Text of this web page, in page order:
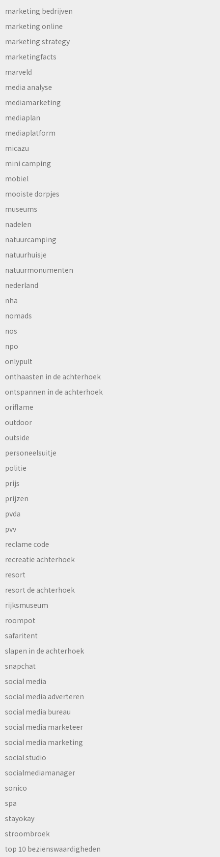
marketing bedrijven
marketing online
marketing strategy
marketingfacts
marveld
media analyse
mediamarketing
mediaplan
mediaplatform
micazu
mini camping
mobiel
mooiste dorpjes
museums
nadelen
natuurcamping
natuurhuisje
natuurmonumenten
nederland
nha
nomads
nos
npo
onlypult
onthaasten in de achterhoek
ontspannen in de achterhoek
oriflame
outdoor
outside
personeelsuitje
politie
prijs
prijzen
pvda
pvv
reclame code
recreatie achterhoek
resort
resort de achterhoek
rijksmuseum
roompot
safaritent
slapen in de achterhoek
snapchat
social media
social media adverteren
social media bureau
social media marketeer
social media marketing
social studio
socialmediamanager
sonico
spa
stayokay
stroombroek
top 10 bezienswaardigheden